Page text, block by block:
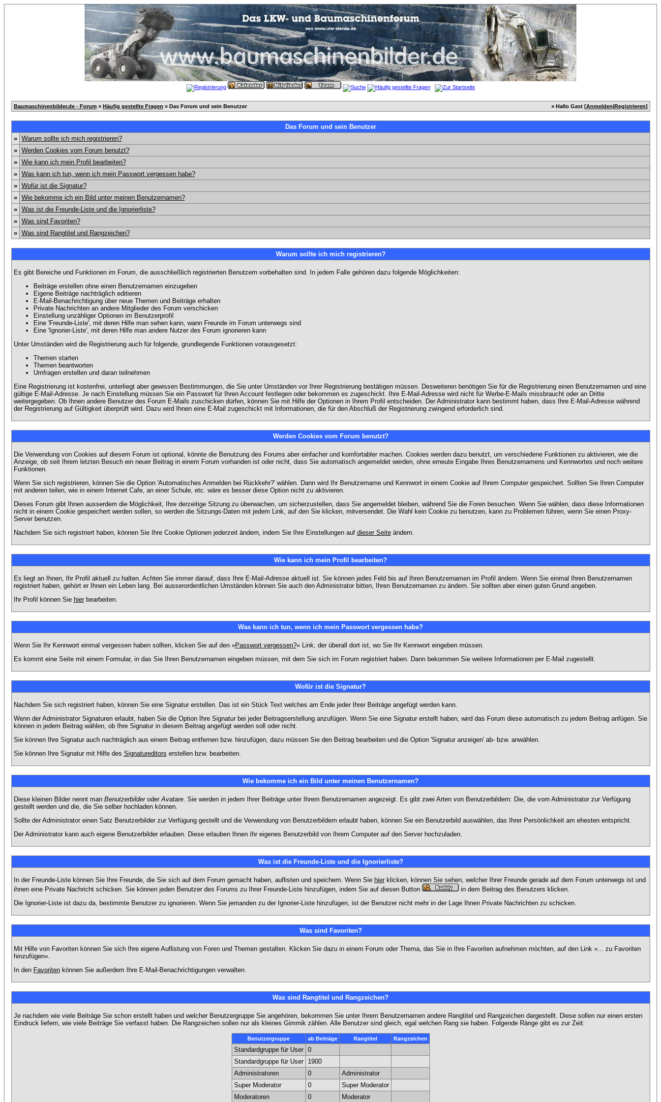
Baumaschinenbilder.de - Forum » Häufig gestellte Fragen » Das Forum und sein Benutzer » Hallo Gast [Anmelden|Registrieren]
Das Forum und sein Benutzer
»
Warum sollte ich mich registrieren?
»
Werden Cookies vom Forum benutzt?
»
Wie kann ich mein Profil bearbeiten?
»
Was kann ich tun, wenn ich mein Passwort vergessen habe?
»
Wofür ist die Signatur?
»
Wie bekomme ich ein Bild unter meinen Benutzernamen?
»
Was ist die Freunde-Liste und die Ignorierliste?
»
Was sind Favoriten?
»
Was sind Rangtitel und Rangzeichen?
Warum sollte ich mich registrieren?
Es gibt Bereiche und Funktionen im Forum, die ausschließlich registrierten Benutzern vorbehalten sind. In jedem Falle gehören dazu folgende Möglichkeiten:
Beiträge erstellen ohne einen Benutzernamen einzugeben
Eigene Beiträge nachträglich editieren
E-Mail-Benachrichtigung über neue Themen und Beiträge erhalten
Private Nachrichten an andere Mitglieder des Forum verschicken
Einstellung unzähliger Optionen im Benutzerprofil
Eine 'Freunde-Liste', mit deren Hilfe man sehen kann, wann Freunde im Forum unterwegs sind
Eine 'Ignorier-Liste', mit deren Hilfe man andere Nutzer des Forum ignorieren kann
Unter Umständen wird die Registrierung auch für folgende, grundlegende Funktionen vorausgesetzt:
Themen starten
Themen beantworten
Umfragen erstellen und daran teilnehmen
Eine Registrierung ist kostenfrei, unterliegt aber gewissen Bestimmungen, die Sie unter Umständen vor Ihrer Registrierung bestätigen müssen. Desweiteren benötigen Sie für die Registrierung einen Benutzernamen und eine
gültige E-Mail-Adresse. Je nach Einstellung müssen Sie ein Passwort für Ihren Account festlegen oder bekommen es zugeschickt. Ihre E-Mail-Adresse wird nicht für Werbe-E-Mails missbraucht oder an Dritte
weitergegeben. Ob Ihnen andere Benutzer des Forum E-Mails zuschicken dürfen, können Sie mit Hilfe der Optionen in Ihrem Profil entscheiden. Der Administrator kann bestimmt haben, dass Ihre E-Mail-Adresse während
der Registrierung auf Gültigkeit überprüft wird. Dazu wird Ihnen eine E-Mail zugeschickt mit Informationen, die für den Abschluß der Registrierung zwingend erforderlich sind.
Werden Cookies vom Forum benutzt?
Die Verwendung von Cookies auf diesem Forum ist optional, könnte die Benutzung des Forums aber einfacher und komfortabler machen. Cookies werden dazu benutzt, um verschiedene Funktionen zu aktivieren, wie die
Anzeige, ob seit Ihrem letzten Besuch ein neuer Beitrag in einem Forum vorhanden ist oder nicht, dass Sie automatisch angemeldet werden, ohne erneute Eingabe Ihres Benutzernamens und Kennwortes und noch weitere
Funktionen.
Wenn Sie sich registrieren, können Sie die Option 'Automatisches Anmelden bei Rückkehr?' wählen. Dann wird Ihr Benutzername und Kennwort in einem Cookie auf Ihrem Computer gespeichert. Sollten Sie Ihren Computer
mit anderen teilen, wie in einem Internet Cafe, an einer Schule, etc. wäre es besser diese Option nicht zu aktivieren.
Dieses Forum gibt Ihnen ausserdem die Möglichkeit, Ihre derzeitige Sitzung zu überwachen, um sicherzustellen, dass Sie angemeldet bleiben, während Sie die Foren besuchen. Wenn Sie wählen, dass diese Informationen
nicht in einem Cookie gespeichert werden sollen, so werden die Sitzungs-Daten mit jedem Link, auf den Sie klicken, mitversendet. Die Wahl kein Cookie zu benutzen, kann zu Problemen führen, wenn Sie einen Proxy-
Server benutzen.
Nachdem Sie sich registriert haben, können Sie Ihre Cookie Optionen jederzeit ändern, indem Sie Ihre Einstellungen auf dieser Seiteändern.
Wie kann ich mein Profil bearbeiten?
Es liegt an Ihnen, Ihr Profil aktuell zu halten. Achten Sie immer darauf, dass Ihre E-Mail-Adresse aktuell ist. Sie können jedes Feld bis auf Ihren Benutzernamen im Profil ändern. Wenn Sie einmal Ihren Benutzernamen
registriert haben, gehört er Ihnen ein Leben lang. Bei ausserordentlichen Umständen können Sie auch den Administrator bitten, Ihren Benutzernamen zu ändern. Sie sollten aber einen guten Grund angeben.
Ihr Profil können Sie hierbearbeiten.
Was kann ich tun, wenn ich mein Passwort vergessen habe?
Wenn Sie Ihr Kennwort einmal vergessen haben sollten, klicken Sie auf den »Passwort vergessen?« Link, der überall dort ist, wo Sie Ihr Kennwort eingeben müssen.
Es kommt eine Seite mit einem Formular, in das Sie Ihren Benutzernamen eingeben müssen, mit dem Sie sich im Forum registriert haben. Dann bekommen Sie weitere Informationen per E-Mail zugestellt.
Wofür ist die Signatur?
Nachdem Sie sich registriert haben, können Sie eine Signatur erstellen. Das ist ein Stück Text welches am Ende jeder Ihrer Beiträge angefügt werden kann.
Wenn der Administrator Signaturen erlaubt, haben Sie die Option Ihre Signatur bei jeder Beitragserstellung anzufügen. Wenn Sie eine Signatur erstellt haben, wird das Forum diese automatisch zu jedem Beitrag anfügen. Sie
können in jedem Beitrag wählen, ob Ihre Signatur in diesem Beitrag angefügt werden soll oder nicht.
Sie können Ihre Signatur auch nachträglich aus einem Beitrag entfernen bzw. hinzufügen, dazu müssen Sie den Beitrag bearbeiten und die Option 'Signatur anzeigen' ab- bzw. anwählen.
Sie können Ihre Signatur mit Hilfe des Signatureditors erstellen bzw. bearbeiten.
Wie bekomme ich ein Bild unter meinen Benutzernamen?
Diese kleinen Bilder nennt man BenutzerbilderoderAvatare. Sie werden in jedem Ihrer Beiträge unter Ihrem Benutzernamen angezeigt. Es gibt zwei Arten von Benutzerbildern: Die, die vom Administrator zur Verfügung
gestellt werden und die, die Sie selber hochladen können.
Sollte der Administrator einen Satz Benutzerbilder zur Verfügung gestellt und die Verwendung von Benutzerbildern erlaubt haben, können Sie ein Benutzerbild auswählen, das Ihrer Persönlichkeit am ehesten entspricht.
Der Administrator kann auch eigene Benutzerbilder erlauben. Diese erlauben Ihnen Ihr eigenes Benutzerbild von Ihrem Computer auf den Server hochzuladen.
Was ist die Freunde-Liste und die Ignorierliste?
In der Freunde-Liste können Sie Ihre Freunde, die Sie sich auf dem Forum gemacht haben, auflisten und speichern. Wenn Sie hierklicken, können Sie sehen, welcher Ihrer Freunde gerade auf dem Forum unterwegs ist und
ihnen eine Private Nachricht schicken. Sie können jeden Benutzer des Forums zu Ihrer Freunde-Liste hinzufügen, indem Sie auf diesen Button
in dem Beitrag des Benutzers klicken.
Die Ignorier-Liste ist dazu da, bestimmte Benutzer zu ignorieren. Wenn Sie jemanden zu der Ignorier-Liste hinzufügen, ist der Benutzer nicht mehr in der Lage Ihnen Private Nachrichten zu schicken.
Was sind Favoriten?
Mit Hilfe von Favoriten können Sie sich Ihre eigene Auflistung von Foren und Themen gestalten. Klicken Sie dazu in einem Forum oder Thema, das Sie in Ihre Favoriten aufnehmen möchten, auf den Link »... zu Favoriten
hinzufügen«.
In den Favoritenkönnen Sie außerdem Ihre E-Mail-Benachrichtigungen verwalten.
Was sind Rangtitel und Rangzeichen?
Je nachdem wie viele Beiträge Sie schon erstellt haben und welcher Benutzergruppe Sie angehören, bekommen Sie unter Ihrem Benutzernamen andere Rangtitel und Rangzeichen dargestellt. Diese sollen nur einen ersten
Eindruck liefern, wie viele Beiträge Sie verfasst haben. Die Rangzeichen sollen nur als kleines Gimmik zählen. Alle Benutzer sind gleich, egal welchen Rang sie haben. Folgende Ränge gibt es zur Zeit:
Benutzergruppe ab Beiträge Rangtitel Rangzeichen
Standardgruppe für User
0
Standardgruppe für User
1900
Administratoren
0
Administrator
Super Moderator
0
Super Moderator
Moderatoren
0 Moderator